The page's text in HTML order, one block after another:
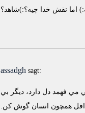
اما نقش خدا چيه؟:)شاهد؟
assadgh sagt:
مي فهمد دل دارد، ديگر بي
همچون انسان گوش كن.